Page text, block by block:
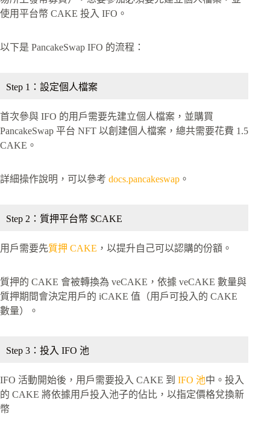
使用平台幣 CAKE 投入 IFO。
以下是 PancakeSwap IFO 的流程：
Step 1：設定個人檔案
首次參與 IFO 的用戶需要先建立個人檔案，並購買
PancakeSwap 平台 NFT 以創建個人檔案，總共需要花費 1.5
CAKE。
詳細操作說明，可以參考 docs.pancakeswap 。
Step 2：質押平台幣 $CAKE
用戶需要先質押 CAKE ，以提升自己可以認購的份額。
質押的 CAKE 會被轉換為 veCAKE，依據 veCAKE 數量與
質押期間會決定用戶的 iCAKE 值（用戶可投入的 CAKE
數量）。
Step 3：投入 IFO 池
IFO 活動開始後，用戶需要投入 CAKE 到 IFO 池中。投入
的 CAKE 將依據用戶投入池子的佔比，以指定價格兌換新
幣